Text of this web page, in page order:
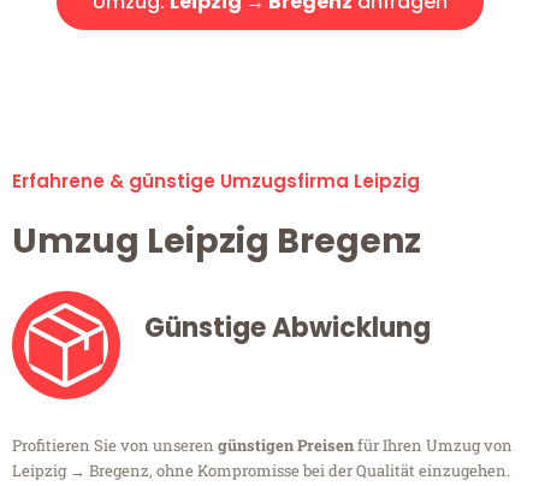
Erfahrene & günstige Umzugsfirma Leipzig
Umzug Leipzig Bregenz
Günstige Abwicklung
Profitieren Sie von unseren günstigen Preisenfür Ihren Umzug von
Leipzig → Bregenz, ohne Kompromisse bei der Qualität einzugehen.